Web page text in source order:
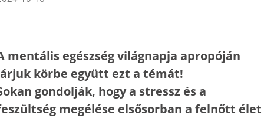
mentális egészség világnapja apropóján
körbe együtt ezt a témát!
gondolják, hogy a stressz és a
megélése elsősorban a felnőtt élet